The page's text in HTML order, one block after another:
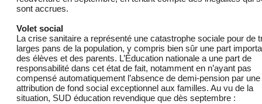
sont accrues.
Volet social
La crise sanitaire a représenté une catastrophe sociale pour de
larges pans de la population, y compris bien sûr une part
des élèves et des parents. L’Éducation nationale a une part de
responsabilité dans cet état de fait, notamment en n’ayant pas
compensé automatiquement l’absence de demi-pension par une
attribution de fond social exceptionnel aux familles. Au vu de la
situation, SUD éducation revendique que dès septembre :